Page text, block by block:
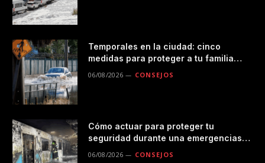
Temporales en la ciudad: cinco
medidas para proteger a tu familia
06/08/2026 CONSEJOS
Cómo actuar para proteger tu
seguridad durante una emergencias
06/08/2026 CONSEJOS